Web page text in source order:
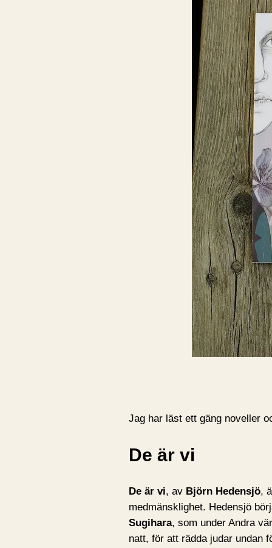
Jag har läst ett gäng noveller
De är vi
De är vi, av Björn Hedensjö,
medmänsklighet. Hedensjö
Sugihara, som under Andra
natt, för att rädda judar undan